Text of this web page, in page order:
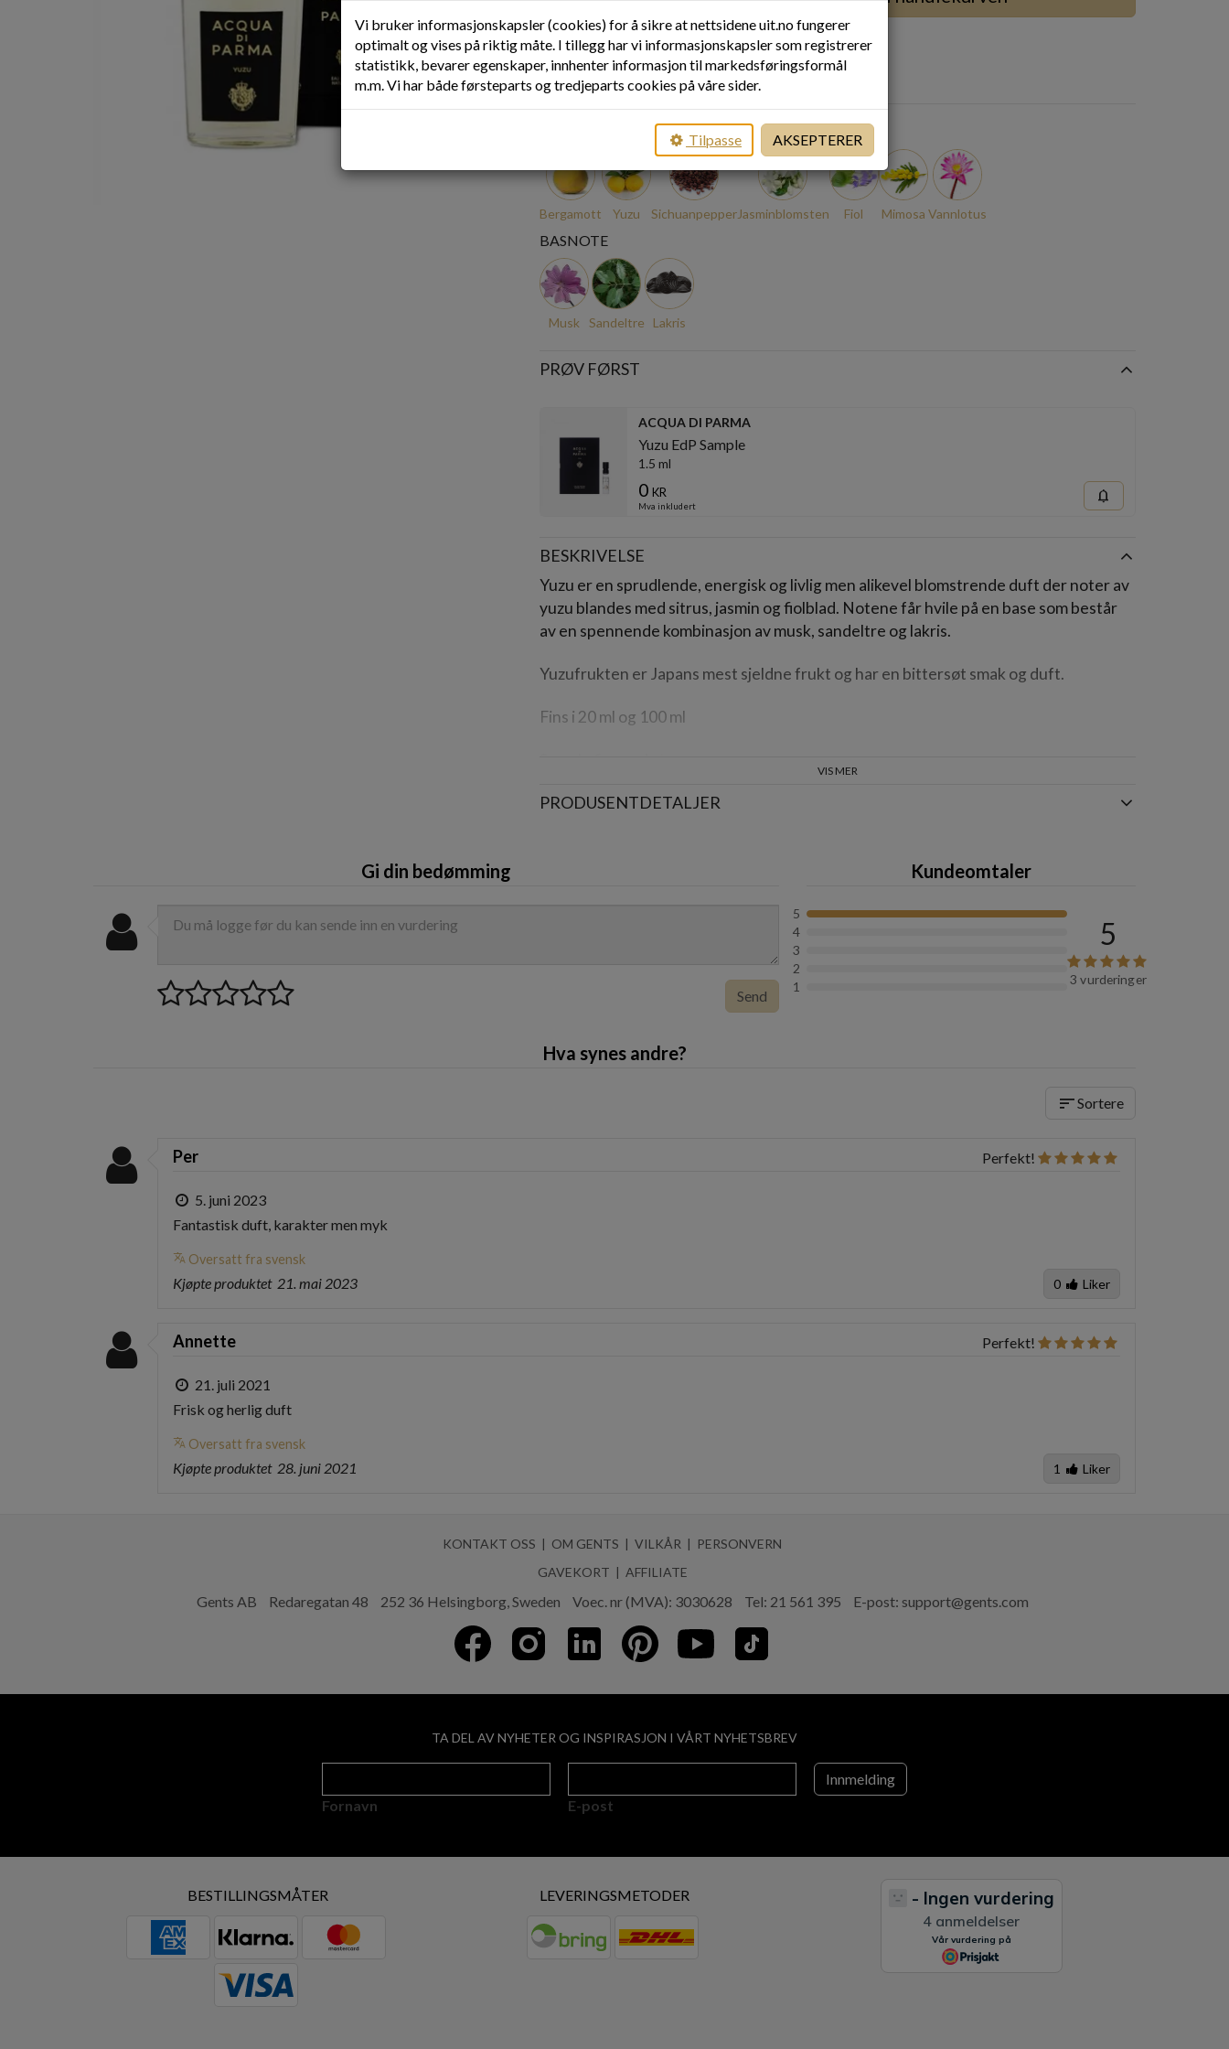
ART. NR.
8740
NETTSTATUS
LAVT LAGER
PRODUSENT
ACQUA DI PARMA
Bergamott Yuzu Sichuanpepper
HJERTENOTE
Jasminblomsten Fiol Mimosa Vannlotus
BASNOTE
Musk Sandeltre Lakris
PRØV FØRST
ACQUA DI PARMA
Yuzu EdP Sample
1.5 ml
0kr
Mva inkludert
notifications
BESKRIVELSE
Yuzu er en sprudlende, energisk og livlig men alikevel blomstrende duft der noter av
yuzu blandes med sitrus, jasmin og fiolblad. Notene får hvile på en base som består
av en spennende kombinasjon av musk, sandeltre og lakris.
Yuzufrukten er Japans mest sjeldne frukt og har en bittersøt smak og duft.
Fins i 20 ml og 100 ml
VIS MER
PRODUSENTDETALJER
Kundeomtaler
5
4
3
2
1
5
3 vurderinger
Gi din bedømming
Send
Hva synes andre?
sortSortere
Perfekt!
Per
5. juni 2023
Fantastisk duft, karakter men myk
translate Oversatt fra svensk
Kjøpte produktet 21. mai 2023 0 Liker
Perfekt!
Annette
21. juli 2021
Frisk og herlig duft
translate Oversatt fra svensk
Kjøpte produktet 28. juni 2021 1 Liker
KONTAKT OSS OM GENTS VILKÅR
PERSONVERN
GAVEKORT
AFFILIATE
Gents AB Redaregatan 48 252 36 Helsingborg, Sweden Voec. nr (MVA): 3030628 Tel: 21 561 395 E-post: support@gents.com
TA DEL AV NYHETER OG INSPIRASJON I VÅRT NYHETSBREV
Fornavn E-post
BESTILLINGSMÅTER LEVERINGSMETODER
Vi bruker informasjonskapsler (cookies) for å sikre at nettsidene uit.no fungerer
optimalt og vises på riktig måte. I tillegg har vi informasjonskapsler som registrerer
statistikk, bevarer egenskaper, innhenter informasjon til markedsføringsformål
m.m. Vi har både førsteparts og tredjeparts cookies på våre sider.
Tilpasse AKSEPTERER